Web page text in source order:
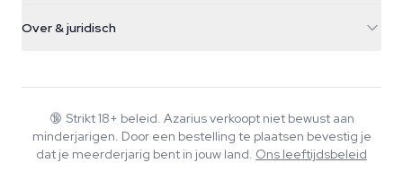
+31(0)204897914
Smokeshop
Retourbeleid
Veelgestelde vragen
Privacybeleid
Over & juridisch
Wiki
Muziek
🔞 Strikt 18+ beleid. Azarius verkoopt niet bewust aan
minderjarigen. Door een bestelling te plaatsen bevestig je
dat je meerderjarig bent in jouw land. Ons leeftijdsbeleid